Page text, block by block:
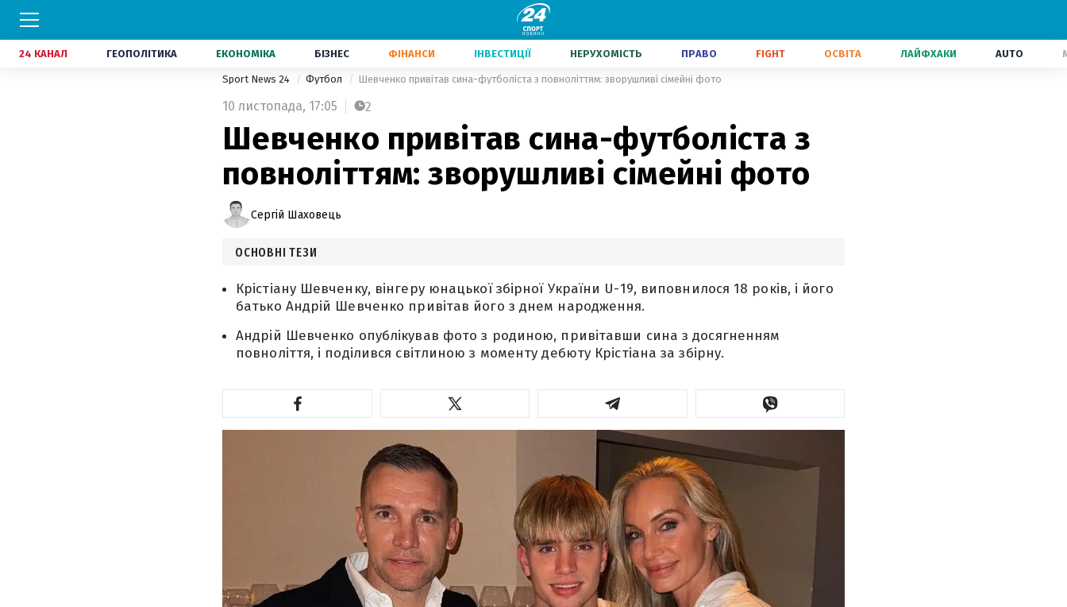
24 КАНАЛ ГЕОПОЛІТИКА ЕКОНОМІКА БІЗНЕС ФІНАНСИ ІНВЕСТИЦІЇ НЕРУХОМІСТЬ ПРАВО FIGHT ОСВІТА ЛАЙФХАКИ AUTO
Sport News 24 Футбол Шевченко привітав сина-футболіста з повноліттям: зворушливі сімейні фото
10 листопада, 17:05 2
Шевченко привітав сина-футболіста з
повноліттям: зворушливі сімейні фото
Сергій Шаховець
ОСНОВНІ ТЕЗИ
Крістіану Шевченку, вінгеру юнацької збірної України U-19, виповнилося 18 років, і його
батько Андрій Шевченко привітав його з днем народження.
Андрій Шевченко опублікував фото з родиною, привітавши сина з досягненням
повноліття, і поділився світлиною з моменту дебюту Крістіана за збірну.